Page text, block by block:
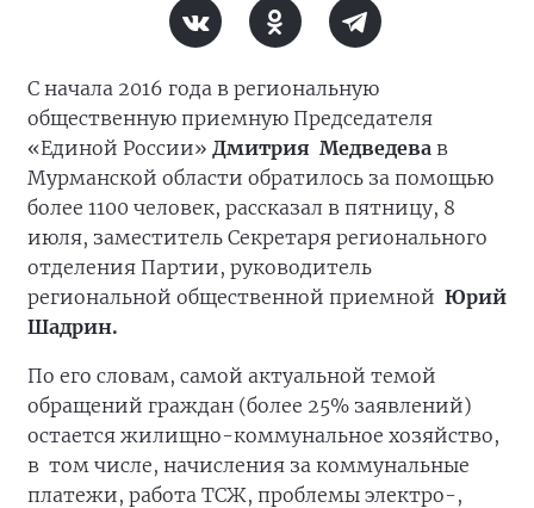
С начала 2016 года в региональную
общественную приемную Председателя
«Единой России» Дмитрия Медведева в
Мурманской области обратилось за помощью
более 1100 человек, рассказал в пятницу, 8
июля, заместитель Секретаря регионального
отделения Партии, руководитель
региональной общественной приемной Юрий
Шадрин.
По его словам, самой актуальной темой
обращений граждан (более 25% заявлений)
остается жилищно-коммунальное хозяйство,
в том числе, начисления за коммунальные
платежи, работа ТСЖ, проблемы электро-,